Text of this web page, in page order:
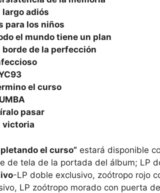
largo adiós
para los niños
el mundo tiene un plan
borde de la perfección
el curso
pasar
victoria
el curso” estará disponible
de tela de la portada del álbum; LP
-LP doble exclusivo, zoótropo rojo
LP zoótropo morado con puerta